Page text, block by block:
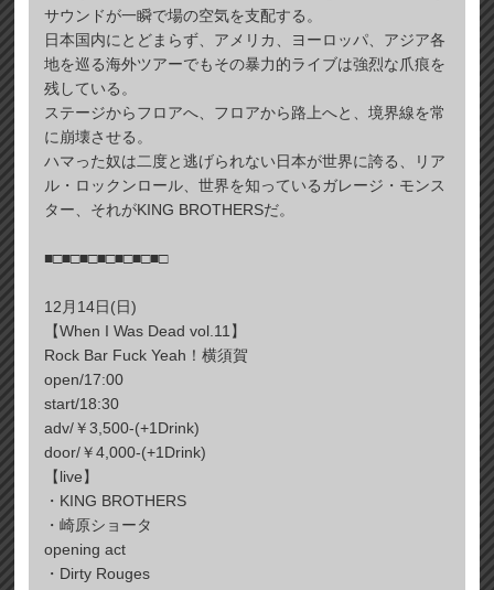
サウンドが一瞬で場の空気を支配する。
日本国内にとどまらず、アメリカ、ヨーロッパ、アジア各
地を巡る海外ツアーでもその暴力的ライブは強烈な爪痕を
残している。
ステージからフロアへ、フロアから路上へと、境界線を常
に崩壊させる。
ハマった奴は二度と逃げられない日本が世界に誇る、リア
ル・ロックンロール、世界を知っているガレージ・モンス
ター、それがKING BROTHERSだ。
■□■□■□■□■□■□■□
12月14日(日)
【When I Was Dead vol.11】
Rock Bar Fuck Yeah！横須賀
open/17:00
start/18:30
adv/￥3,500-(+1Drink)
door/￥4,000-(+1Drink)
【live】
・KING BROTHERS
・崎原ショータ
opening act
・Dirty Rouges